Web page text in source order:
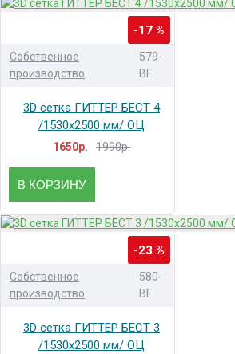
-17 %
Собственное
производство
579-
BF
3D сетка ГИТТЕР БЕСТ 4
/1530x2500 мм/ ОЦ
1650р. 1990р.
В КОРЗИНУ
-23 %
Собственное
производство
580-
BF
3D сетка ГИТТЕР БЕСТ 3
/1530x2500 мм/ ОЦ